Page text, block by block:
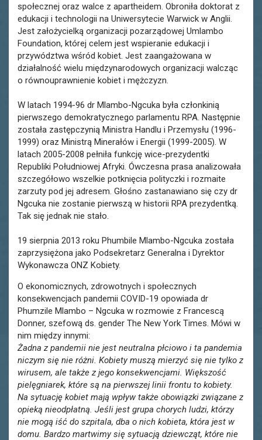
społecznej oraz walce z apartheidem. Obroniła doktorat z
edukacji i technologii na Uniwersytecie Warwick w Anglii.
Jest założycielką organizacji pozarządowej Umlambo
Foundation, której celem jest wspieranie edukacji i
przywództwa wśród kobiet. Jest zaangażowana w
działalność wielu międzynarodowych organizacji walcząc
o równouprawnienie kobiet i mężczyzn.
W latach 1994-96 dr Mlambo-Ngcuka była członkinią
pierwszego demokratycznego parlamentu RPA. Następnie
została zastępczynią Ministra Handlu i Przemysłu (1996-
1999) oraz Ministrą Minerałów i Energii (1999-2005). W
latach 2005-2008 pełniła funkcję wice-prezydentki
Republiki Południowej Afryki. Ówczesna prasa analizowała
szczegółowo wszelkie potknięcia polityczki i rozmaite
zarzuty pod jej adresem. Głośno zastanawiano się czy dr
Ngcuka nie zostanie pierwszą w historii RPA prezydentką.
Tak się jednak nie stało.
19 sierpnia 2013 roku Phumbile Mlambo-Ngcuka została
zaprzysiężona jako Podsekretarz Generalna i Dyrektor
Wykonawcza ONZ Kobiety.
O ekonomicznych, zdrowotnych i społecznych
konsekwencjach pandemii COVID-19 opowiada dr
Phumzile Mlambo – Ngcuka w rozmowie z Francescą
Donner, szefową ds. gender The New York Times. Mówi w
nim między innymi:
Żadna z pandemii nie jest neutralna płciowo i ta pandemia
niczym się nie różni. Kobiety muszą mierzyć się nie tylko z
wirusem, ale także z jego konsekwencjami. Większość
pielęgniarek, które są na pierwszej linii frontu to kobiety.
Na sytuację kobiet mają wpływ także obowiązki związane z
opieką nieodpłatną. Jeśli jest grupa chorych ludzi, którzy
nie mogą iść do szpitala, dba o nich kobieta, która jest w
domu. Bardzo martwimy się sytuacją dziewcząt, które nie